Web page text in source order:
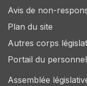
Avis de non-
Plan du site
Autres corps
Portail du
Assemblée